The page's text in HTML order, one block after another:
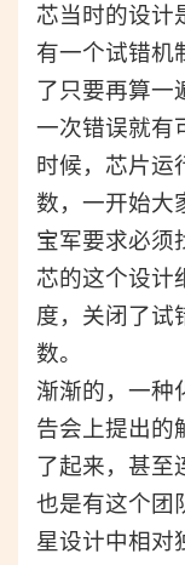
芯当时的设计
有一个试错机
了只要再算一
一次错误就有
时候，芯片运
数，一开始大
宝军要求必须
芯的这个设计
度，关闭了试
数。
渐渐的，一种
告会上提出的
了起来， 甚至
也是有这个团
星设计中相对